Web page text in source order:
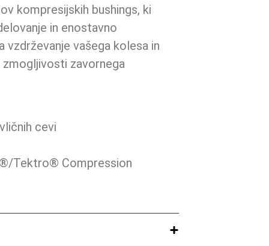
kompresijskih bushings, ki
in enostavno
vzdrževanje vašega kolesa in
zavornega
cevi
Tektro® Compression